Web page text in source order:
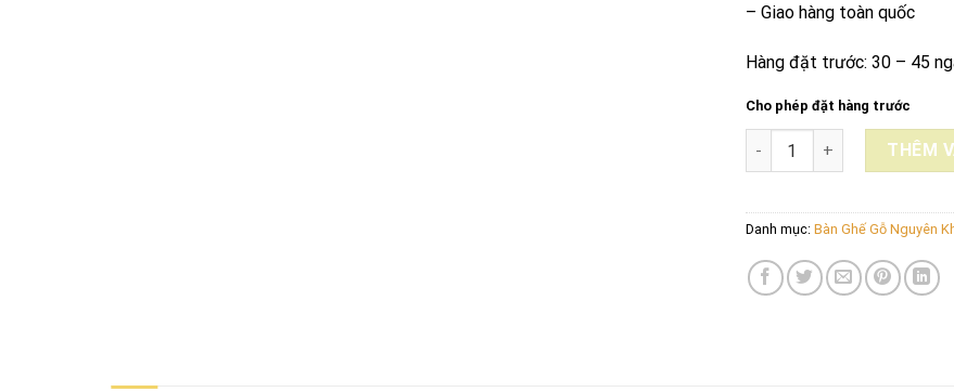
– Giao hàng toàn quốc
Hàng đặt trước: 30 – 45
Cho phép đặt hàng trước
BỘ BÀN DÀI NGUYÊNTHÊM
Danh mục: Bàn Ghế Gỗ Nguyên